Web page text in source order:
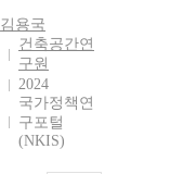
김용국
건축공간연
구원
2024
국가정책연
구포털
(NKIS)